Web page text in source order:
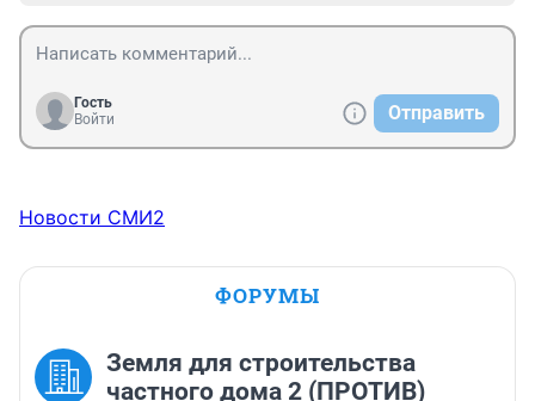
Гость
Войти
Отправить
Новости СМИ2
ФОРУМЫ
Земля для строительства
частного дома 2 (ПРОТИВ)